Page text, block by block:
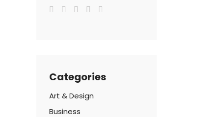
Categories
Art & Design
Business